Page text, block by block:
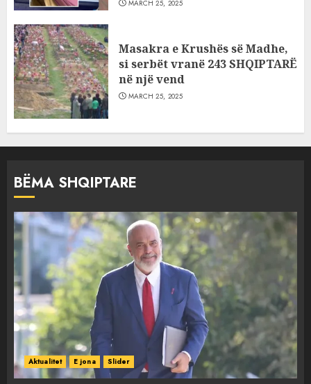
MARCH 25, 2025
Masakra e Krushës së Madhe,
si serbët vranë 243 SHQIPTARË
në një vend
MARCH 25, 2025
BËMA SHQIPTARE
Aktualitet E jona Slider